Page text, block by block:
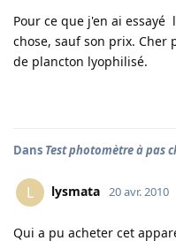
Pour ce que j'en ai
chose, sauf son prix. Cher
de plancton lyophilisé.
Dans Test photomètre à pas
L lysmata 20 avr. 2010
Qui a pu acheter cet